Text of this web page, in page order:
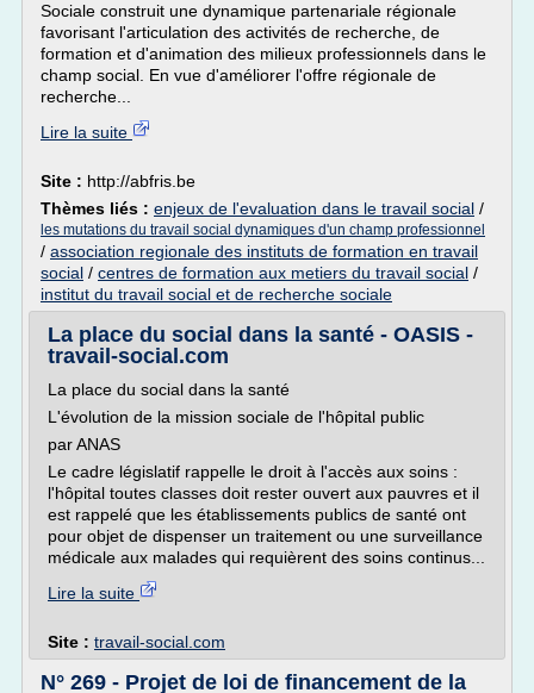
Sociale construit une dynamique partenariale régionale
favorisant l'articulation des activités de recherche, de
formation et d'animation des milieux professionnels dans le
champ social. En vue d'améliorer l'offre régionale de
recherche...
Lire la suite
Site : http://abfris.be
Thèmes liés : enjeux de l'evaluation dans le travail social /
les mutations du travail social dynamiques d'un champ professionnel
/ association regionale des instituts de formation en travail
social / centres de formation aux metiers du travail social /
institut du travail social et de recherche sociale
La place du social dans la santé - OASIS -
travail-social.com
La place du social dans la santé
L'évolution de la mission sociale de l'hôpital public
par ANAS
Le cadre législatif rappelle le droit à l'accès aux soins :
l'hôpital toutes classes doit rester ouvert aux pauvres et il
est rappelé que les établissements publics de santé ont
pour objet de dispenser un traitement ou une surveillance
médicale aux malades qui requièrent des soins continus...
Lire la suite
Site : travail-social.com
N° 269 - Projet de loi de financement de la